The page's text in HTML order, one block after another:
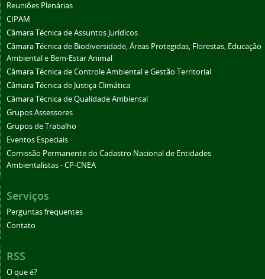
Reuniões Plenárias
CIPAM
Câmara Técnica de Assuntos Jurídicos
Câmara Técnica de Biodiversidade, Áreas Protegidas, Florestas, Educação
Ambiental e Bem-Estar Animal
Câmara Técnica de Controle Ambiental e Gestão Territorial
Câmara Técnica de Justiça Climática
Câmara Técnica de Qualidade Ambiental
Grupos Assessores
Grupos de Trabalho
Eventos Especiais
Comissão Permanente do Cadastro Nacional de Entidades
Ambientalistas - CP-CNEA
Serviços
Perguntas frequentes
Contato
RSS
O que é?